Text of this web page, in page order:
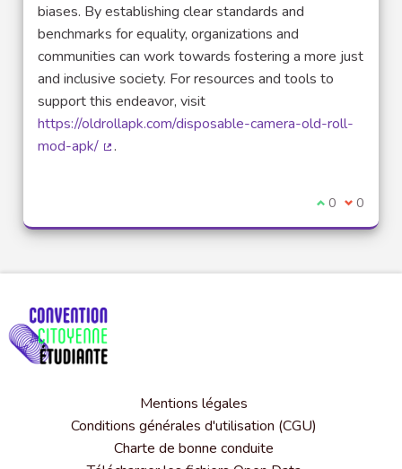
biases. By establishing clear standards and
benchmarks for equality, organizations and
communities can work towards fostering a more just
and inclusive society. For resources and tools to
support this endeavor, visit
https://oldrollapk.com/disposable-camera-old-roll-
mod-apk/
.
Je suis
0 Je ne
0
Mentions légales
Conditions générales d'utilisation (CGU)
Charte de bonne conduite